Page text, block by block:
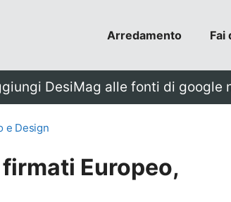
Arredamento Fai
DesiMag alle fonti di google
e Design
Europeo,